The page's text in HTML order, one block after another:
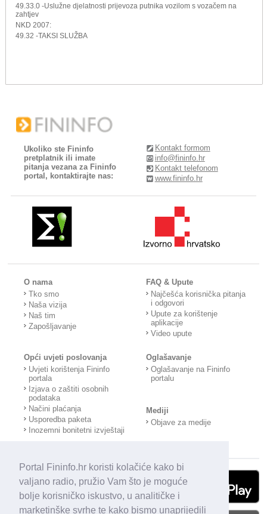
Portal Fininfo.hr koristi kolačiće kako bi
valjano radio, pružio Vam što je moguće
bolje korisničko iskustvo, u analitičke i
marketinške svrhe te kako bismo unaprijedili
49.33.0 -Uslužne djelatnosti prijevoza putnika vozilom s vozačem na
zahtjev
NKD 2007:
49.32 -TAKSI SLUŽBA
Ukoliko ste Fininfo
pretplatnik ili imate
pitanja vezana za Fininfo
portal, kontaktirajte nas:
Kontakt formom
info@fininfo.hr
Kontakt telefonom
www.fininfo.hr
O nama
Tko smo
Naša vizija
Naš tim
Zapošljavanje
FAQ & Upute
Najčešća korisnička pitanja
i odgovori
Upute za korištenje
aplikacije
Video upute
Opći uvjeti poslovanja
Uvjeti korištenja Fininfo
portala
Izjava o zaštiti osobnih
podataka
Načini plaćanja
Usporedba paketa
Inozemni bonitetni izvještaji
Oglašavanje
Oglašavanje na Fininfo
portalu
Mediji
Objave za medije